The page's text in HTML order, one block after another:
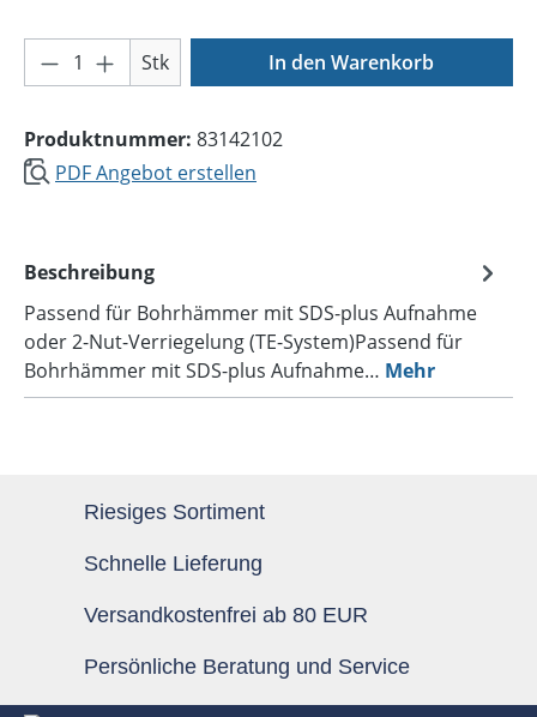
Produkt Anzahl: Gib den gewünschten
Stk In den Warenkorb
Produktnummer: 83142102
PDF Angebot erstellen
Beschreibung
Passend für Bohrhämmer mit SDS-plus Aufnahme
oder 2-Nut-Verriegelung (TE-System)Passend für
Bohrhämmer mit SDS-plus Aufnahme… Mehr
Riesiges Sortiment
Schnelle Lieferung
Versandkostenfrei ab 80 EUR
Persönliche Beratung und Service